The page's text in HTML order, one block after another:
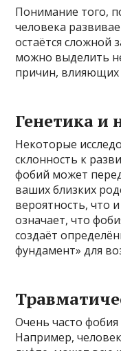
Понимание того,
человека
остаётся сложной
можно выделить
причин, влияющих
Генетика и
Некоторые
склонность к
фобий может
ваших близких
вероятность, что
означает, что
создаёт
фундамент» для
Очень часто
Например,